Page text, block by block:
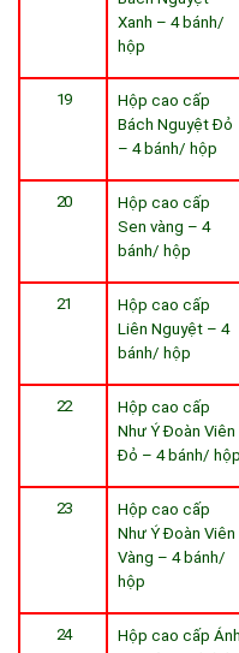
Xanh – 4 bánh/
hộp
19
Hộp cao cấp
Bách Nguyệt Đỏ
– 4 bánh/ hộp
20
Hộp cao cấp
Sen vàng – 4
bánh/ hộp
21
Hộp cao cấp
Liên Nguyệt – 4
bánh/ hộp
22
Hộp cao cấp
Như Ý Đoàn Viên
Đỏ – 4 bánh/ hộp
23
Hộp cao cấp
Như Ý Đoàn Viên
Vàng – 4 bánh/
hộp
24
Hộp cao cấp Ánh